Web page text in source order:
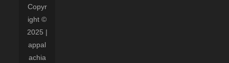
Copyr
ight ©
2025 |
appal
achia